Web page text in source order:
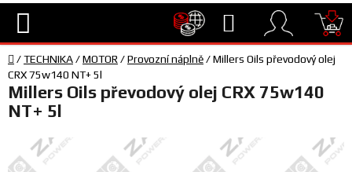
Hledat
TECHNIKA
VYBAVENÍ
JEZDEC
Domů
/TECHNIKA/MOTOR /Provozní náplně/Millers Oils převodový olej
CRX 75w140 NT+ 5l
Millers Oils převodový olej CRX 75w140
NT+ 5l